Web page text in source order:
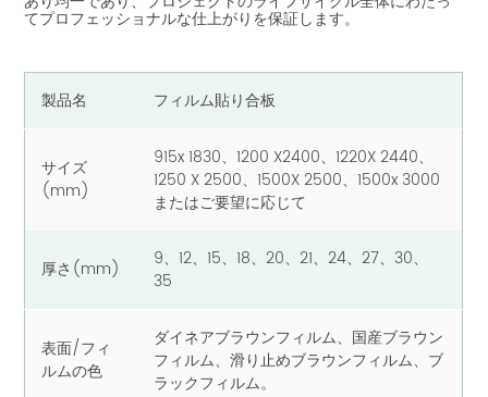
てプロフェッショナルな仕上がりを保証します。
製品名 フィルム貼り合板
サイズ
(mm)
915x 1830、1200 X2400、1220X 2440、
1250 X 2500、1500X 2500、1500x 3000
またはご要望に応じて
厚さ(mm)
9、12、15、18、20、21、24、27、30、
35
表面/フィ
ルムの色
ダイネアブラウンフィルム、国産ブラウン
フィルム、滑り止めブラウンフィルム、ブ
ラックフィルム。